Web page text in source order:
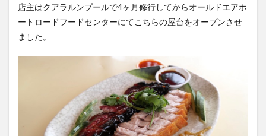
店主はクアラルンプールで4ヶ月修行してからオールドエアポ
ートロードフードセンターにてこちらの屋台をオープンさせ
ました。